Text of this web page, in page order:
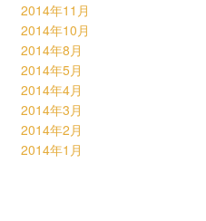
2014年11月
2014年10月
2014年8月
2014年5月
2014年4月
2014年3月
2014年2月
2014年1月